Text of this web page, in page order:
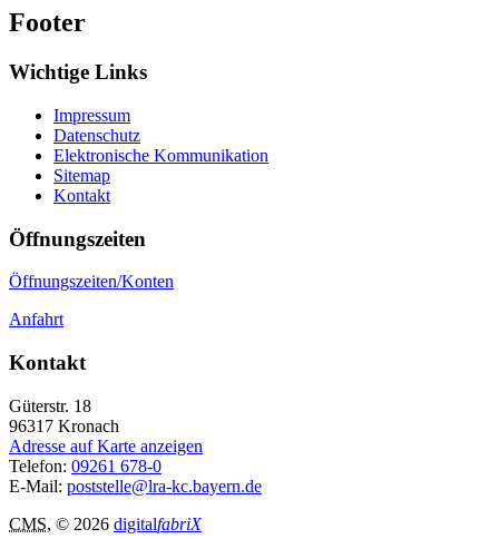
Footer
Wichtige Links
Impressum
Datenschutz
Elektronische Kommunikation
Sitemap
Kontakt
Öffnungszeiten
Öffnungszeiten/Konten
Anfahrt
Kontakt
Güterstr. 18
96317 Kronach
Adresse auf Karte anzeigen
Telefon: 09261 678-0
E-Mail: poststelle@lra-kc.bayern.de
CMS, © 2026 digitalfabriX